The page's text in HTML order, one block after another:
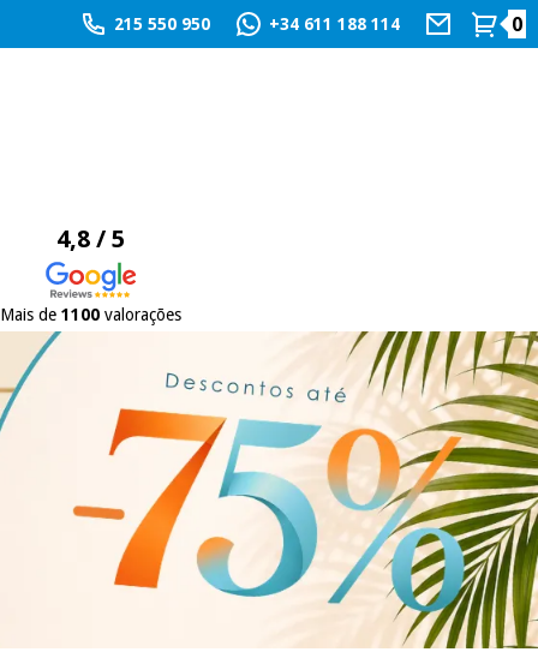
215 550 950 +34 611 188 114 0
4,8 / 5
Mais de 1100valorações